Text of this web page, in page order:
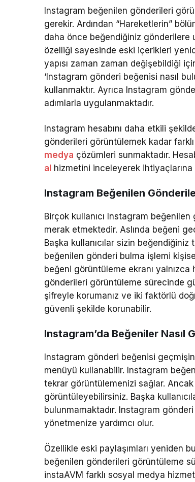
Instagram beğenilen gönderileri
gerekir. Ardından “Hareketlerin”
daha önce beğendiğiniz gönderilere
özelliği sayesinde eski içerikleri
yapısı zaman zaman değişebildiği
‘Instagram gönderi beğenisi nasıl
kullanmaktır. Ayrıca Instagram
adımlarla uygulanmaktadır.
Instagram hesabını daha etkili
gönderileri görüntülemek kadar
medya çözümleri sunmaktadır.
al hizmetini inceleyerek
Instagram Beğenilen
Birçok kullanıcı Instagram
merak etmektedir. Aslında beğeni
Başka kullanıcılar sizin
beğenilen gönderi bulma işlemi
beğeni görüntüleme ekranı yalnızca
gönderileri görüntüleme sürecinde
şifreyle korumanız ve iki faktörlü
güvenli şekilde korunabilir.
Instagram’da Beğeniler Nasıl
Instagram gönderi beğenisi
menüyü kullanabilir. Instagram
tekrar görüntülemenizi sağlar.
görüntüleyebilirsiniz. Başka
bulunmamaktadır. Instagram
yönetmenize yardımcı olur.
Özellikle eski paylaşımları yeniden
beğenilen gönderileri görüntüleme
instaAVM farklı sosyal medya